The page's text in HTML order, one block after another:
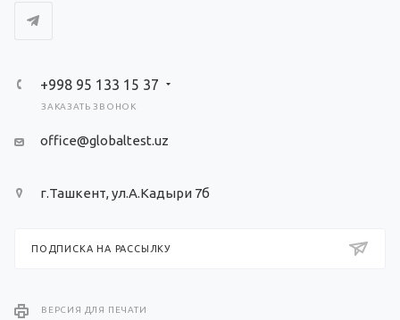
+998 95 133 15 37
ЗАКАЗАТЬ ЗВОНОК
office@globaltest.uz
г.Ташкент, ул.А.Кадыри 7б
ПОДПИСКА НА РАССЫЛКУ
ВЕРСИЯ ДЛЯ ПЕЧАТИ